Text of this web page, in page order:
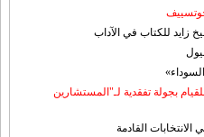
زايد للكتاب في الآداب
بجولة تفقدية لـ"المستشارين
القادمة